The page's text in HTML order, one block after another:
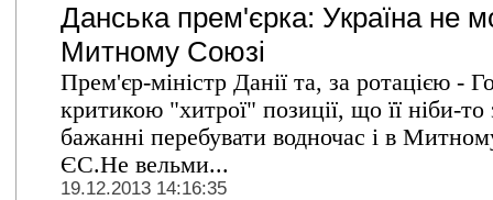
Данська прем'єрка: Україна не
Митному Союзі
Прем'єр-міністр Данії та, за ротацією -
критикою "хитрої" позиції, що її ніби-
бажанні перебувати водночас і в
ЄС.Не вельми...
19.12.2013 14:16:35